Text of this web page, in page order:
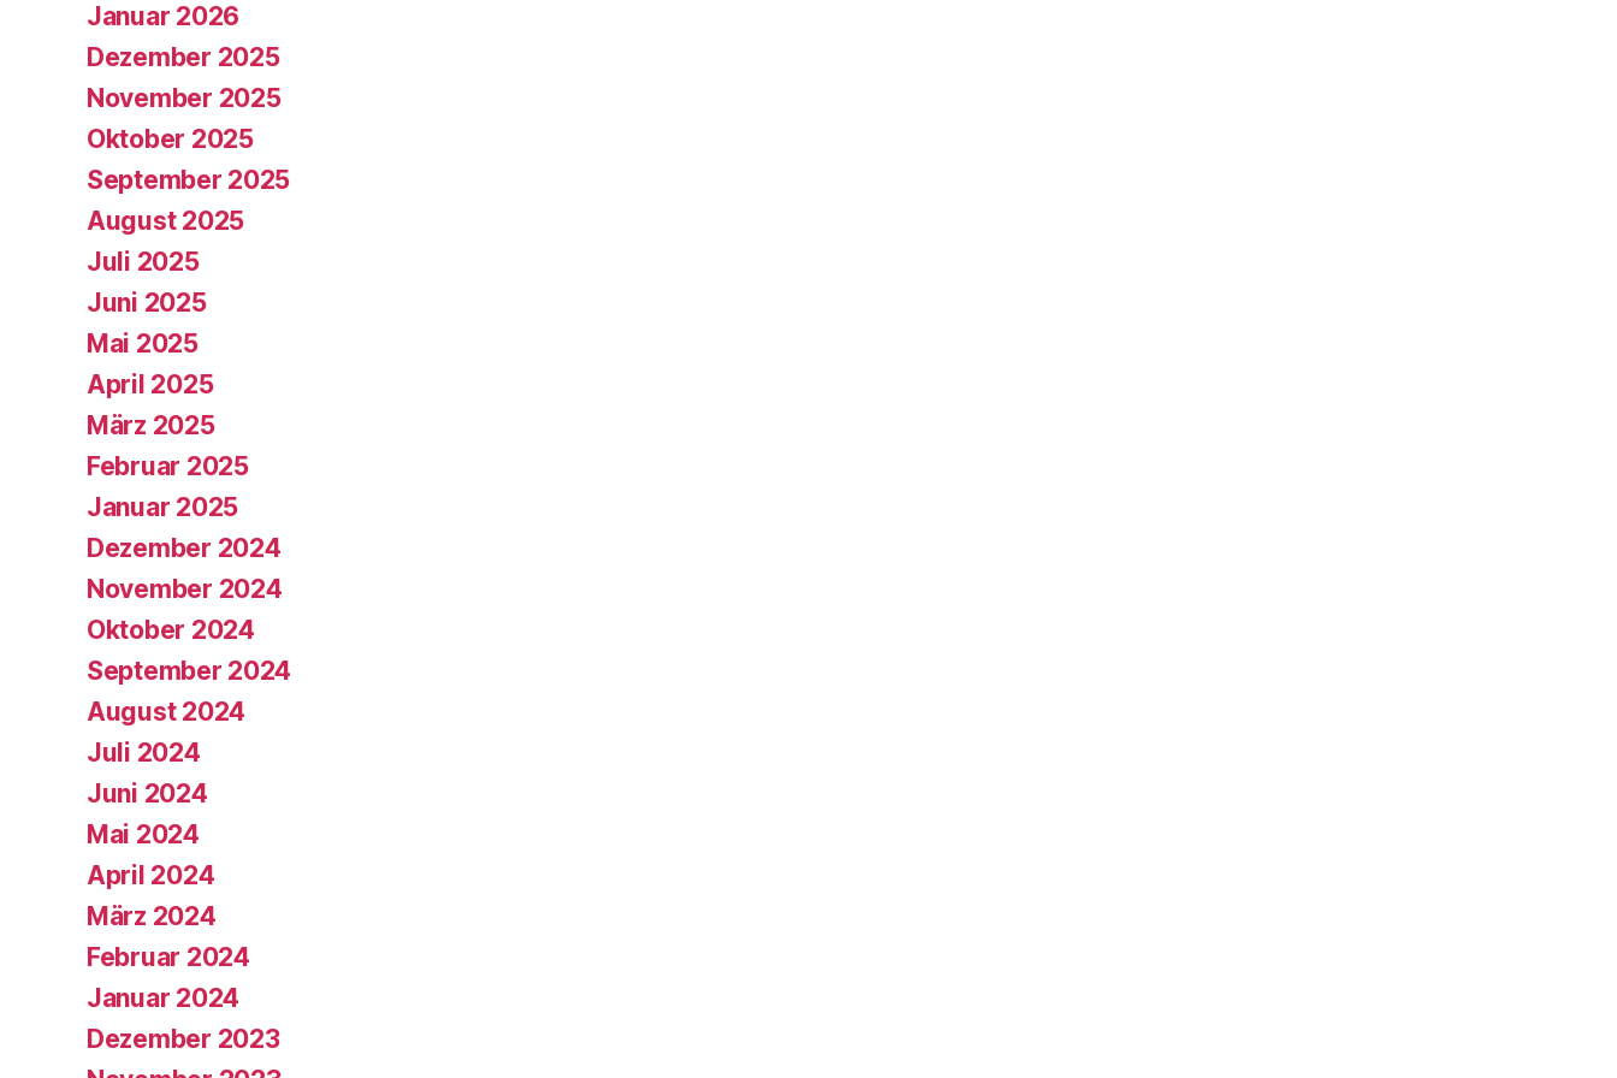
Januar 2026
Dezember 2025
November 2025
Oktober 2025
September 2025
August 2025
Juli 2025
Juni 2025
Mai 2025
April 2025
März 2025
Februar 2025
Januar 2025
Dezember 2024
November 2024
Oktober 2024
September 2024
August 2024
Juli 2024
Juni 2024
Mai 2024
April 2024
März 2024
Februar 2024
Januar 2024
Dezember 2023